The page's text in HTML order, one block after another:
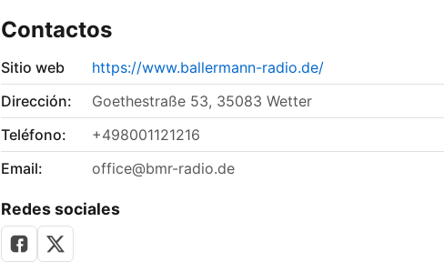
Contactos
Sitio web
https://www.ballermann-radio.de/
Dirección:
Goethestraße 53, 35083 Wetter
Teléfono:
+498001121216
Email:
office@bmr-radio.de
Redes sociales